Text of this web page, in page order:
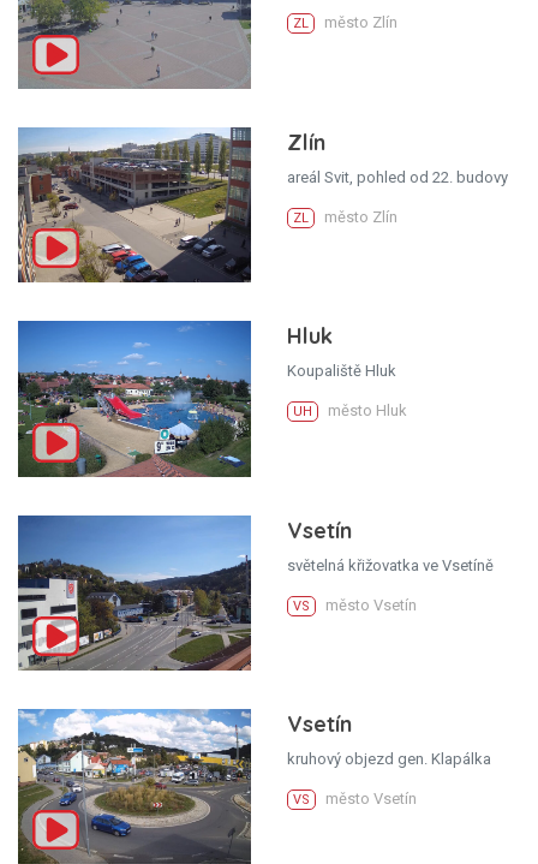
ZL město Zlín
Zlín
areál Svit, pohled od 22. budovy
ZL město Zlín
Hluk
Koupaliště Hluk
UH město Hluk
Vsetín
světelná křižovatka ve Vsetíně
VS město Vsetín
Vsetín
kruhový objezd gen. Klapálka
VS město Vsetín